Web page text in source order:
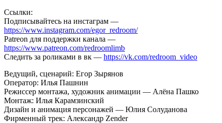
Ссылки:
Подписывайтесь на инстаграм —
https://www.instagram.com/egor_redroom/
Patreon для поддержки канала —
https://www.patreon.com/redroomlimb
Следить за роликами в вк — https://vk.com/redroom_video
Ведущий, сценарий: Егор Зырянов
Оператор: Илья Пашнин
Режиссер монтажа, художник анимации — Алёна Пашко
Монтаж: Илья Карамзинский
Дизайн и анимация персонажей — Юлия Солуданова
Фирменный трек: Александр Zender